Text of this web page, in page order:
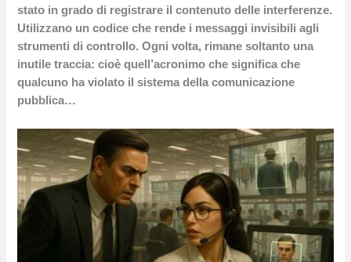
stato in grado di registrare il contenuto delle interferenze.
Utilizzano un codice che rende i messaggi invisibili agli
strumenti di controllo. Ogni volta, rimane soltanto una
inutile traccia: cioè quell’acronimo che significa che
qualcuno ha violato il sistema della comunicazione
pubblica…